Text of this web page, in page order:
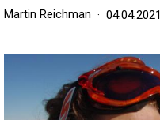
Martin Reichman 04.04.2021